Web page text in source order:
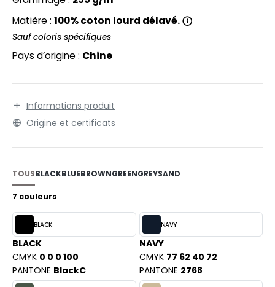
LABEL / TEAR AWAY
SHOPPING
VETEMENTS
ROW
OF THE LOOM
- BLANKS
Matière : 100% coton lourd délavé.
Sauf coloris spécifiques
Pays d’origine : Chine
Informations produit
Origine et certificats
TOUSBLACKBLUEBROWNGREENGREYSAND
7 couleurs
BLACK
BLACK
CMYK 0 0 0 100
PANTONE BlackC
NAVY
NAVY
CMYK 77 62 40 72
PANTONE 2768